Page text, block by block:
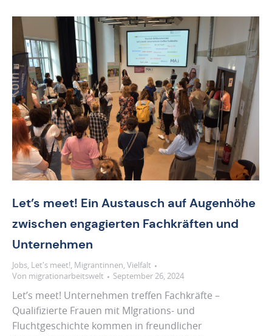
Let’s meet! Ein Austausch auf Augenhöhe
zwischen engagierten Fachkräften und
Unternehmen
Jobs, Let's meet!, Migrantinnen, Vielfalt
Von migrationarbeitswelt September 26, 2024
Let’s meet! Unternehmen treffen Fachkräfte –
Qualifizierte Frauen mit MIgrations- und
Fluchtgeschichte kommen in freundlicher